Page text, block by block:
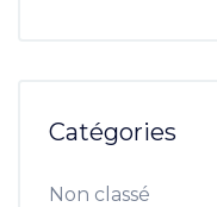
Catégories
Non classé